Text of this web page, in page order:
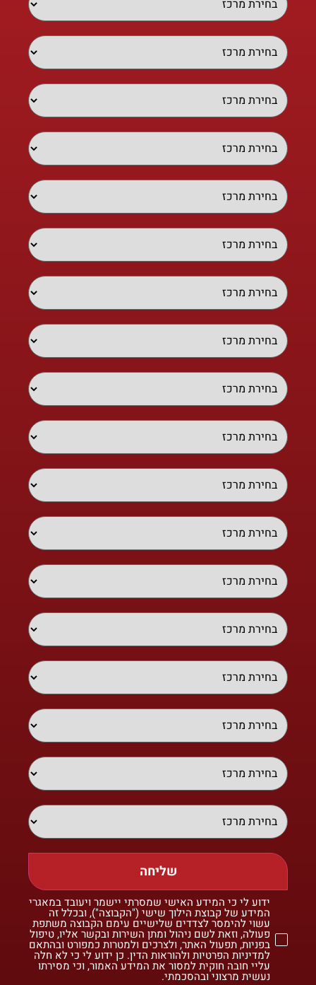
שליחה
ידוע לי כי המידע האישי שמסרתי יישמר ויעובד במאגרי
המידע של קבוצת הילוך שישי ("הקבוצה"), ובכלל זה
עשוי להימסר לצדדים שלישיים עימם הקבוצה משתפת
פעולה, וזאת לשם ניהול ומתן השירות ובקשר אליו, טיפול
בפניות, תפעול האתר, ולצרכים ולמטרות כמפורט ובהתאם
למדיניות הפרטיות ולהוראות הדין. כן ידוע לי כי לא חלה
עליי חובה חוקית למסור את המידע האמור, וכי מסירתו
נעשית מרצוני ובהסכמתי.